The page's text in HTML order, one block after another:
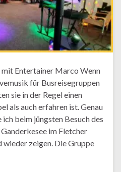
Entertainer Marco Wenn
für Busreisegruppen
sie in der Regel einen
als auch erfahren ist. Genau
beim jüngsten Besuch des
im Fletcher
zeigen. Die Gruppe